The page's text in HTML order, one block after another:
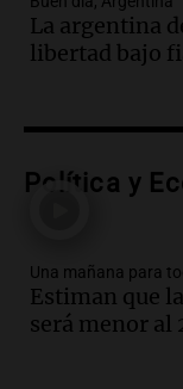
Audio.La
acelera
datos
Facundo
Episodios
Audio.La
acelera
La argentina
libertad bajo
Política y
Una mañana para
Estiman que
será menor al